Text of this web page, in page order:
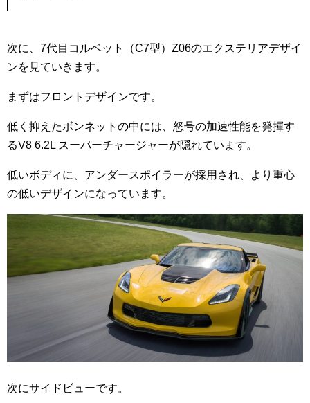
次に、7代目コルベット（C7型）Z06のエクステリアデザイ
ンを見ていきます。
まずはフロントデザインです。
低く抑えたボンネットの中には、怒号の加速性能を発揮す
るV8 6.2L スーパーチャージャーが隠れています。
低いボディに、アンダースポイラーが採用され、より重心
の低いデザインになっています。
次にサイドビューです。